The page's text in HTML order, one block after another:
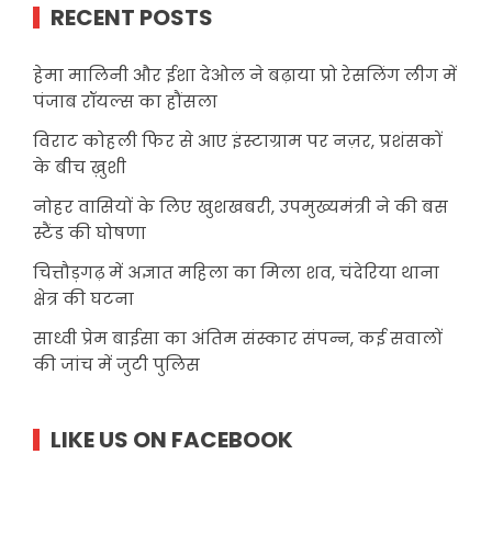
RECENT POSTS
हेमा मालिनी और ईशा देओल ने बढ़ाया प्रो रेसलिंग लीग में
पंजाब रॉयल्स का हौंसला
विराट कोहली फिर से आए इंस्टाग्राम पर नज़र, प्रशंसकों
के बीच ख़ुशी
नोहर वासियों के लिए खुशखबरी, उपमुख्यमंत्री ने की बस
स्टैंड की घोषणा
चित्तौड़गढ़ में अज्ञात महिला का मिला शव, चंदेरिया थाना
क्षेत्र की घटना
साध्वी प्रेम बाईसा का अंतिम संस्कार संपन्न, कई सवालों
की जांच में जुटी पुलिस
LIKE US ON FACEBOOK